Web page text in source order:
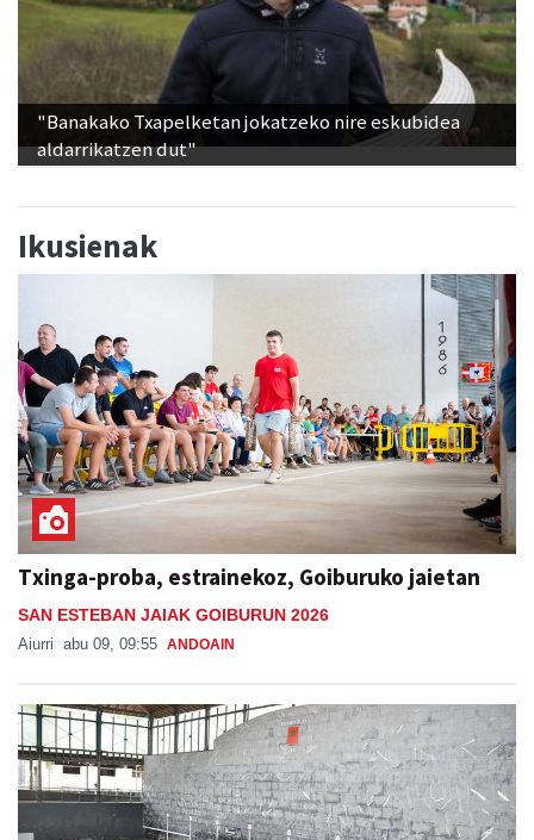
"Banakako Txapelketan jokatzeko nire eskubidea
aldarrikatzen dut"
Ikusienak
Txinga-proba, estrainekoz, Goiburuko jaietan
SAN ESTEBAN JAIAK GOIBURUN 2026
Aiurri abu 09, 09:55 ANDOAIN